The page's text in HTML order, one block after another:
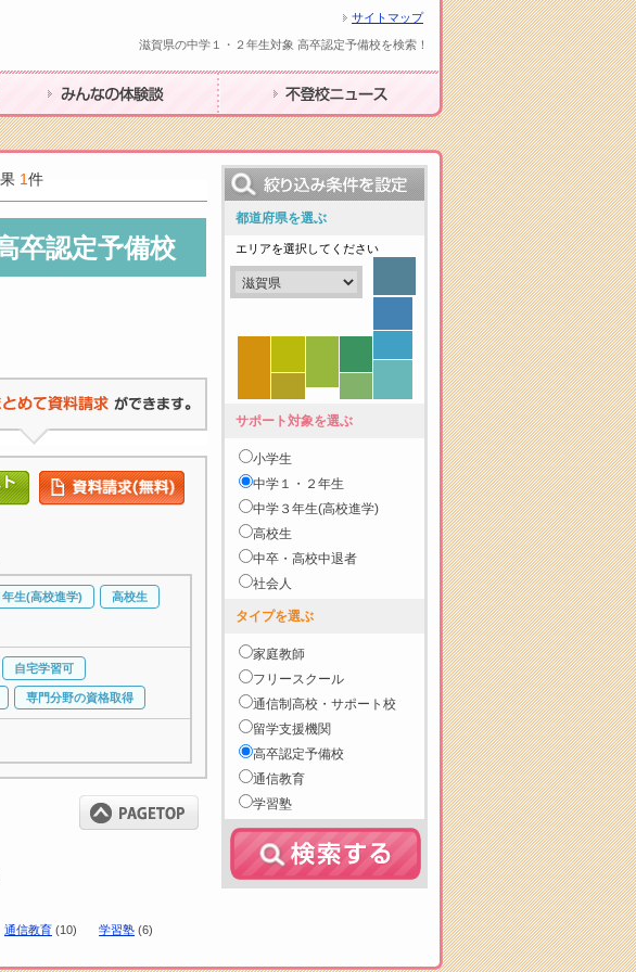
サイトマップ
滋賀県の中学１・２年生対象 高卒認定予備校を検索！
んなの体験談 不登校ニュース
1件
卒認定予備校
生(高校進学) 高校生
自宅学習可
専門分野の資格取得
通信教育 (10) 学習塾 (6)
都道府県を選ぶ
エリアを選択してください
サポート対象を選ぶ
小学生
中学１・２年生
中学３年生(高校進学)
高校生
中卒・高校中退者
社会人
タイプを選ぶ
家庭教師
フリースクール
通信制高校・サポート校
留学支援機関
高卒認定予備校
通信教育
学習塾